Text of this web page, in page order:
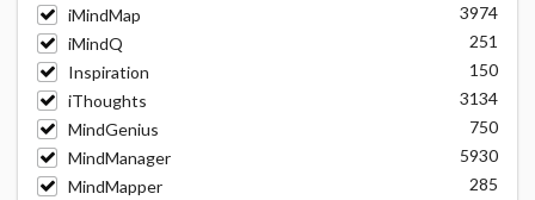
iMindMap
3974
iMindQ
251
Inspiration
150
iThoughts
3134
MindGenius
750
MindManager
5930
MindMapper
285